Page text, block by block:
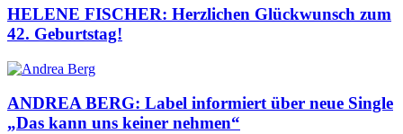
HELENE FISCHER: Herzlichen Glückwunsch zum
42. Geburtstag!
ANDREA BERG: Label informiert über neue Single
„Das kann uns keiner nehmen“